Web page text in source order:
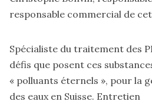
responsable commercial de
Spécialiste du traitement des
défis que posent ces
« polluants éternels », pour la
des eaux en Suisse. Entretien